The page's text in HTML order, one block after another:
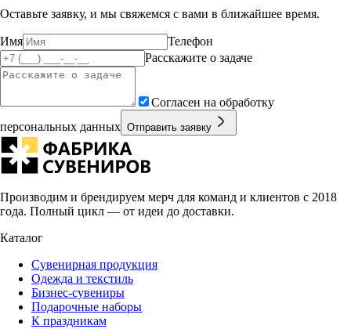
Оставьте заявку, и мы свяжемся с вами в ближайшее время.
Имя
Телефон
Расскажите о задаче
Согласен на обработку
персональных данных Отправить заявку
Производим и брендируем мерч для команд и клиентов с 2018
года. Полный цикл — от идеи до доставки.
Каталог
Сувенирная продукция
Одежда и текстиль
Бизнес-сувениры
Подарочные наборы
К праздникам